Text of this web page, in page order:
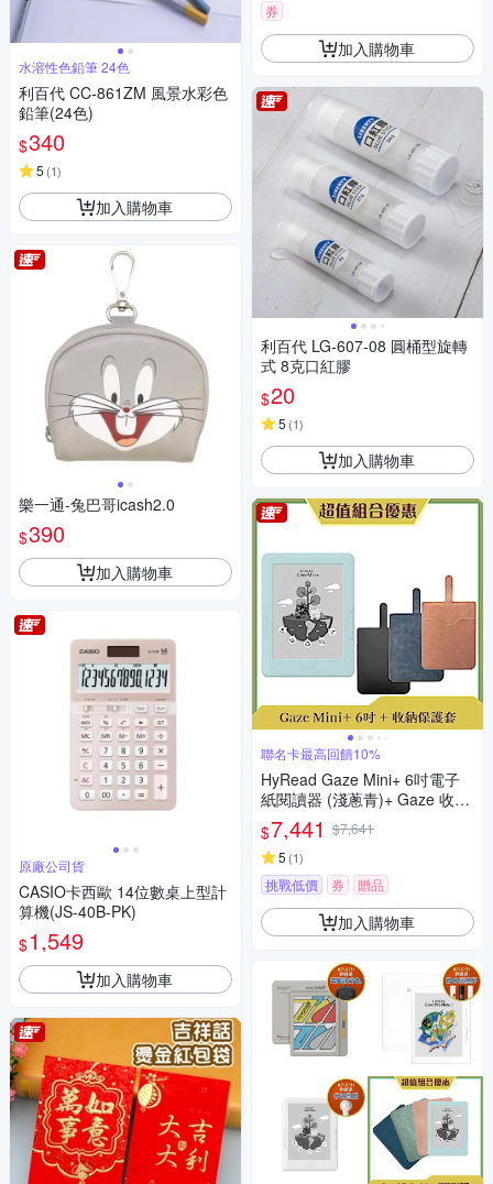
水溶性色鉛筆 24色
利百代 CC-861ZM 風景水彩色
鉛筆(24色)
$340
5 (1)
加入購物車
樂一通-兔巴哥icash2.0
$390
加入購物車
原廠公司貨
CASIO卡西歐 14位數桌上型計
算機(JS-40B-PK)
$1,549
加入購物車
券
加入購物車
利百代 LG-607-08 圓桶型旋轉
式 8克口紅膠
$20
5 (1)
加入購物車
聯名卡最高回饋10%
HyRead Gaze Mini+ 6吋電子
紙閱讀器 (淺蔥青)+ Gaze 收納
保護套 (組合)
$7,441 $7,641
5 (1)
挑戰低價 券 贈品
加入購物車